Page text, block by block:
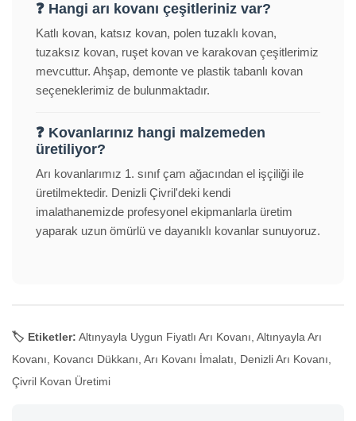
❓ Hangi arı kovanı çeşitleriniz var?
Katlı kovan, katsız kovan, polen tuzaklı kovan,
tuzaksız kovan, ruşet kovan ve karakovan çeşitlerimiz
mevcuttur. Ahşap, demonte ve plastik tabanlı kovan
seçeneklerimiz de bulunmaktadır.
❓ Kovanlarınız hangi malzemeden
üretiliyor?
Arı kovanlarımız 1. sınıf çam ağacından el işçiliği ile
üretilmektedir. Denizli Çivril'deki kendi
imalathanemizde profesyonel ekipmanlarla üretim
yaparak uzun ömürlü ve dayanıklı kovanlar sunuyoruz.
🏷️ Etiketler: Altınyayla Uygun Fiyatlı Arı Kovanı, Altınyayla Arı
Kovanı, Kovancı Dükkanı, Arı Kovanı İmalatı, Denizli Arı Kovanı,
Çivril Kovan Üretimi